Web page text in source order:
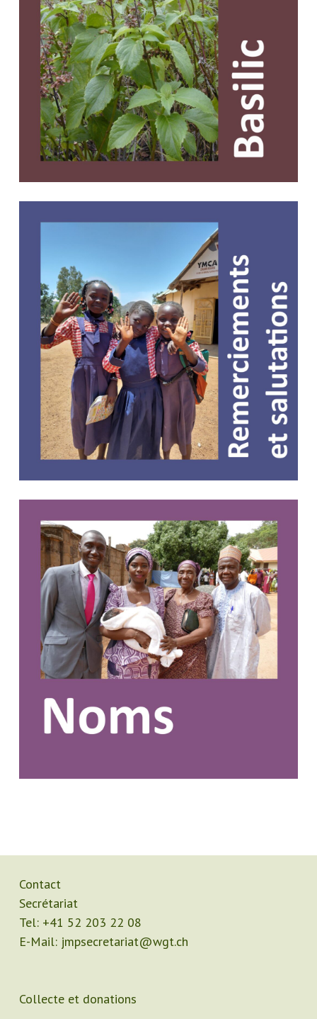
Contact
Secrétariat
Tel: +41 52 203 22 08
E-Mail: jmpsecretariat@wgt.ch
Collecte et donations